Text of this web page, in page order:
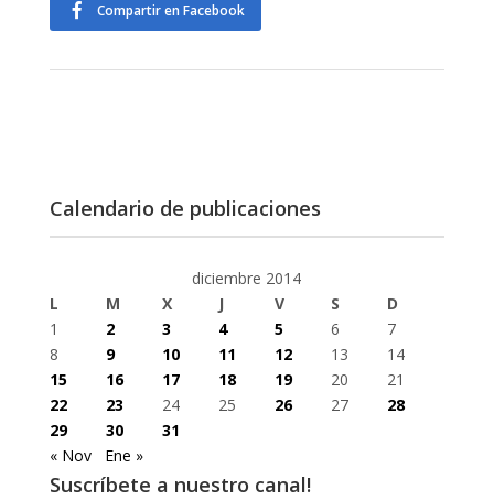
Compartir en Facebook
Calendario de publicaciones
diciembre 2014
L
M X J V S
D
1
2 3 4 5 6
7
8
9 10 11 12 13
14
15
16 17 18 19 20
21
22
23 24 25 26 27
28
29
30
31
« Nov
Ene »
Suscríbete a nuestro canal!